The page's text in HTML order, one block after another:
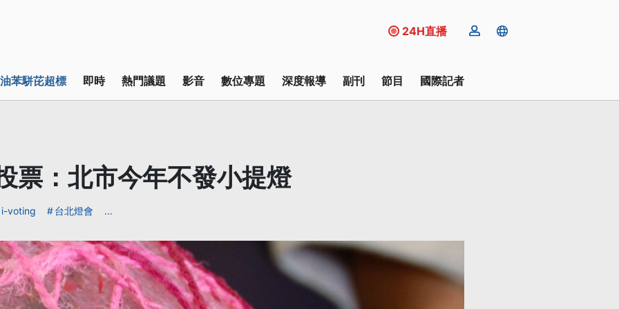
24H直播
苯駢芘超標 即時 熱門議題 影音 數位專題 深度報導 副刊 節目 國際記者
票：北市今年不發小提燈
i-voting 台北燈會 ...